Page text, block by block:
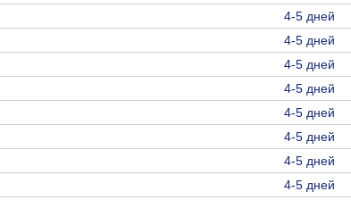
4-5 дней
4-5 дней
4-5 дней
4-5 дней
4-5 дней
4-5 дней
4-5 дней
4-5 дней